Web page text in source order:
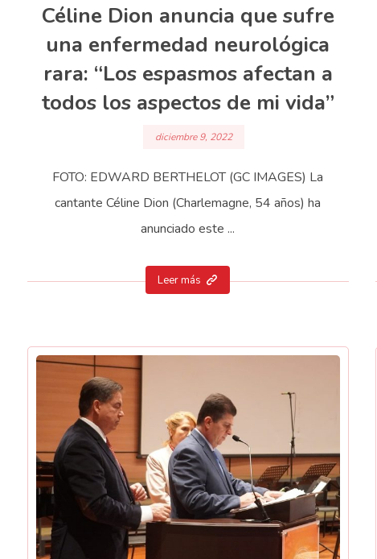
Céline Dion anuncia que sufre
una enfermedad neurológica
rara: “Los espasmos afectan a
todos los aspectos de mi vida”
diciembre 9, 2022
FOTO: EDWARD BERTHELOT (GC IMAGES) La
cantante Céline Dion (Charlemagne, 54 años) ha
anunciado este ...
Leer más